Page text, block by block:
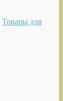
Товары для